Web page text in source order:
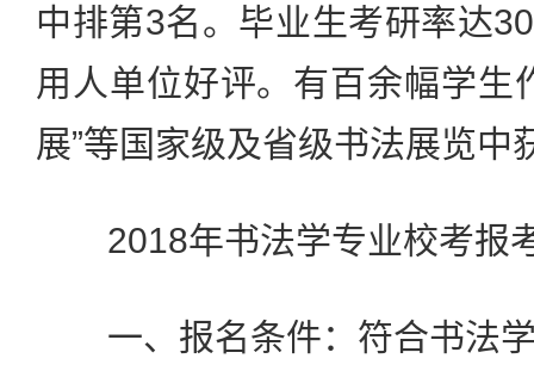
中排第3名。毕业生考研率达
用人单位好评。有百余幅学生
展”等国家级及省级书法展览中
2018年书法学专业校考报
一、报名条件：符合书法学